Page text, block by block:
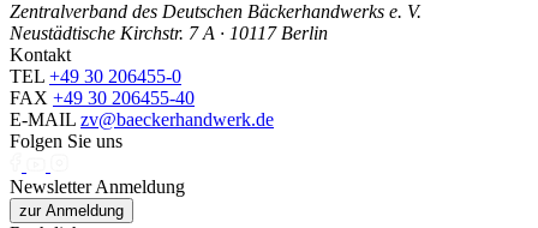
Zentralverband des Deutschen Bäckerhandwerks e. V.
Neustädtische Kirchstr. 7 A · 10117 Berlin
Kontakt
TEL +49 30 206455-0
FAX +49 30 206455-40
E-MAIL zv@baeckerhandwerk.de
Folgen Sie uns
Newsletter Anmeldung
zur Anmeldung